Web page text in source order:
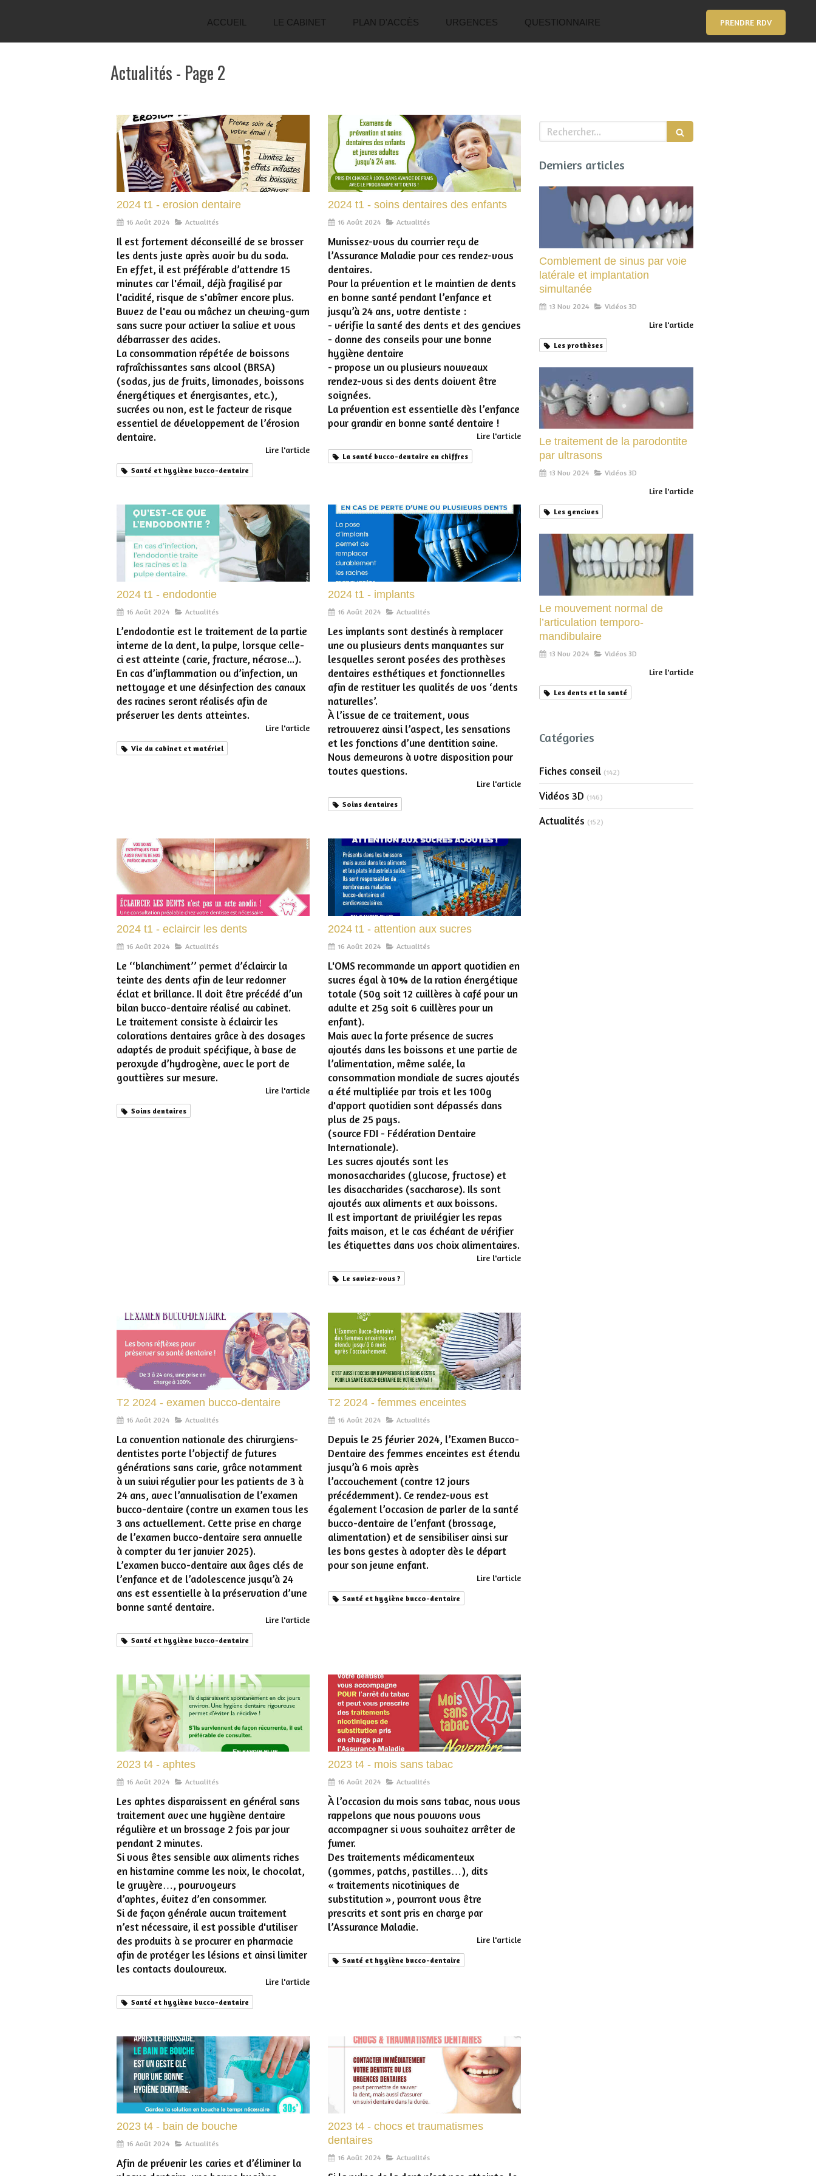
ACCUEIL LE CABINET PLAN D'ACCÈS URGENCES QUESTIONNAIRE PRENDRE RDV
Actualités - Page 2
2024 t1 - erosion dentaire
16 Août 2024 Actualités
Il est fortement déconseillé de se brosser
les dents juste après avoir bu du soda.
En effet, il est préférable d’attendre 15
minutes car l'émail, déjà fragilisé par
l'acidité, risque de s'abîmer encore plus.
Buvez de l'eau ou mâchez un chewing-gum
sans sucre pour activer la salive et vous
débarrasser des acides.
La consommation répétée de boissons
rafraîchissantes sans alcool (BRSA)
(sodas, jus de fruits, limonades, boissons
énergétiques et énergisantes, etc.),
sucrées ou non, est le facteur de risque
essentiel de développement de l’érosion
dentaire.
Lire l'article
Santé et hygiène bucco-dentaire
2024 t1 - soins dentaires des enfants
16 Août 2024 Actualités
Munissez-vous du courrier reçu de
l’Assurance Maladie pour ces rendez-vous
dentaires.
Pour la prévention et le maintien de dents
en bonne santé pendant l’enfance et
jusqu’à 24 ans, votre dentiste :
- vérifie la santé des dents et des gencives
- donne des conseils pour une bonne
hygiène dentaire
- propose un ou plusieurs nouveaux
rendez-vous si des dents doivent être
soignées.
La prévention est essentielle dès l’enfance
pour grandir en bonne santé dentaire !
Lire l'article
La santé bucco-dentaire en chiffres
2024 t1 - endodontie
16 Août 2024 Actualités
L’endodontie est le traitement de la partie
interne de la dent, la pulpe, lorsque celle-
ci est atteinte (carie, fracture, nécrose...).
En cas d’inflammation ou d’infection, un
nettoyage et une désinfection des canaux
des racines seront réalisés afin de
préserver les dents atteintes.
Lire l'article
Vie du cabinet et matériel
2024 t1 - implants
16 Août 2024 Actualités
Les implants sont destinés à remplacer
une ou plusieurs dents manquantes sur
lesquelles seront posées des prothèses
dentaires esthétiques et fonctionnelles
afin de restituer les qualités de vos ‘dents
naturelles’.
À l’issue de ce traitement, vous
retrouverez ainsi l’aspect, les sensations
et les fonctions d’une dentition saine.
Nous demeurons à votre disposition pour
toutes questions.
Lire l'article
Soins dentaires
2024 t1 - eclaircir les dents
16 Août 2024 Actualités
Le ‘‘blanchiment’’ permet d’éclaircir la
teinte des dents afin de leur redonner
éclat et brillance. Il doit être précédé d’un
bilan bucco-dentaire réalisé au cabinet.
Le traitement consiste à éclaircir les
colorations dentaires grâce à des dosages
adaptés de produit spécifique, à base de
peroxyde d’hydrogène, avec le port de
gouttières sur mesure.
Lire l'article
Soins dentaires
2024 t1 - attention aux sucres
16 Août 2024 Actualités
L'OMS recommande un apport quotidien en
sucres égal à 10% de la ration énergétique
totale (50g soit 12 cuillères à café pour un
adulte et 25g soit 6 cuillères pour un
enfant).
Mais avec la forte présence de sucres
ajoutés dans les boissons et une partie de
l’alimentation, même salée, la
consommation mondiale de sucres ajoutés
a été multipliée par trois et les 100g
d'apport quotidien sont dépassés dans
plus de 25 pays.
(source FDI - Fédération Dentaire
Internationale).
Les sucres ajoutés sont les
monosaccharides (glucose, fructose) et
les disaccharides (saccharose). Ils sont
ajoutés aux aliments et aux boissons.
Il est important de privilégier les repas
faits maison, et le cas échéant de vérifier
les étiquettes dans vos choix alimentaires.
Lire l'article
Le saviez-vous ?
T2 2024 - examen bucco-dentaire
16 Août 2024 Actualités
La convention nationale des chirurgiens-
dentistes porte l’objectif de futures
générations sans carie, grâce notamment
à un suivi régulier pour les patients de 3 à
24 ans, avec l’annualisation de l’examen
bucco-dentaire (contre un examen tous les
3 ans actuellement. Cette prise en charge
de l’examen bucco-dentaire sera annuelle
à compter du 1er janvier 2025).
L’examen bucco-dentaire aux âges clés de
l’enfance et de l’adolescence jusqu’à 24
ans est essentielle à la préservation d’une
bonne santé dentaire.
Lire l'article
Santé et hygiène bucco-dentaire
T2 2024 - femmes enceintes
16 Août 2024 Actualités
Depuis le 25 février 2024, l’Examen Bucco-
Dentaire des femmes enceintes est étendu
jusqu’à 6 mois après
l’accouchement (contre 12 jours
précédemment). Ce rendez-vous est
également l’occasion de parler de la santé
bucco-dentaire de l’enfant (brossage,
alimentation) et de sensibiliser ainsi sur
les bons gestes à adopter dès le départ
pour son jeune enfant.
Lire l'article
Santé et hygiène bucco-dentaire
2023 t4 - aphtes
16 Août 2024 Actualités
Les aphtes disparaissent en général sans
traitement avec une hygiène dentaire
régulière et un brossage 2 fois par jour
pendant 2 minutes.
Si vous êtes sensible aux aliments riches
en histamine comme les noix, le chocolat,
le gruyère…, pourvoyeurs
d’aphtes, évitez d’en consommer.
Si de façon générale aucun traitement
n’est nécessaire, il est possible d'utiliser
des produits à se procurer en pharmacie
afin de protéger les lésions et ainsi limiter
les contacts douloureux.
Lire l'article
Santé et hygiène bucco-dentaire
2023 t4 - mois sans tabac
16 Août 2024 Actualités
À l’occasion du mois sans tabac, nous vous
rappelons que nous pouvons vous
accompagner si vous souhaitez arrêter de
fumer.
Des traitements médicamenteux
(gommes, patchs, pastilles…), dits
« traitements nicotiniques de
substitution », pourront vous être
prescrits et sont pris en charge par
l’Assurance Maladie.
Lire l'article
Santé et hygiène bucco-dentaire
2023 t4 - bain de bouche
16 Août 2024 Actualités
Afin de prévenir les caries et d’éliminer la
2023 t4 - chocs et traumatismes
dentaires
16 Août 2024 Actualités
Rechercher
Derniers articles
Comblement de sinus par voie
latérale et implantation
simultanée
13 Nov 2024 Vidéos 3D
Lire l'article
Les prothèses
Le traitement de la parodontite
par ultrasons
13 Nov 2024 Vidéos 3D
Lire l'article
Les gencives
Le mouvement normal de
l’articulation temporo-
mandibulaire
13 Nov 2024 Vidéos 3D
Lire l'article
Les dents et la santé
Catégories
Fiches conseil (142)
Vidéos 3D (146)
Actualités (152)